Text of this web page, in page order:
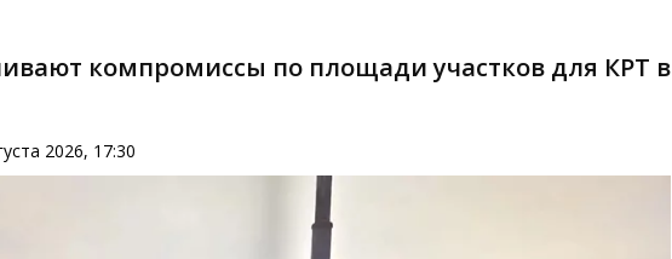
компромиссы по площади участков для КРТ в
2026, 17:30